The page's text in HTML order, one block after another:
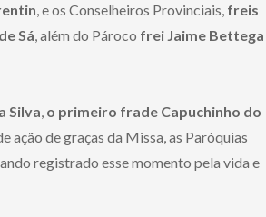
, e os Conselheiros Provinciais, freis
Sá, além do Pároco frei Jaime Bettega
Silva, o primeiro frade Capuchinho do
ação de graças da Missa, as Paróquias
registrado esse momento pela vida e